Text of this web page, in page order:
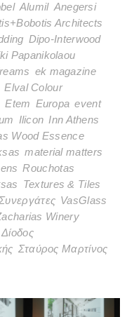
Alumil Anegersi
Architects
Dipo-Interwood
Papanikolaou
ek magazine
Elval Colour
Etem Europa event
Ilicon Inn Athens
Wood Essence
material matters
Rouchotas
Textures & Tiles
VasGlass
Winery
Δίοδος
Σταύρος Μαρτίνος